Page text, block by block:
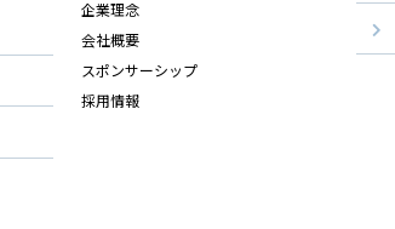
企業理念
会社概要
スポンサーシップ
採用情報